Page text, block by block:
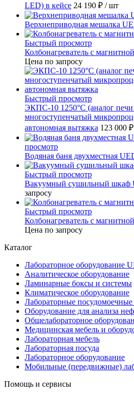
LED) в кейсе 24 190 ₽ / шт
Верхнеприводная мешалка
Быстрый просмотр
Колбонагреватель с
Цена по запросу
Быстрый просмотр
ЭКПС-10 1250°С (аналог
многоступенчатый
автономная вытяжка 123 000 ₽
просмотр
Водяная баня двухместная
Быстрый просмотр
Вакуумный сушильный
запросу
Быстрый просмотр
Колбонагреватель с
Цена по запросу
Каталог
Лабораторное оборудование
Аналитическое оборудование
Ламинарные боксы и системы
Климатическое оборудование
Лабораторные
Оборудование для анализа
Общелабораторное
Медицинская мебель и
Лабораторная мебель
Лабораторная посуда
Лабораторное оборудование
Мобильные (передвижные)
Помощь и сервисы